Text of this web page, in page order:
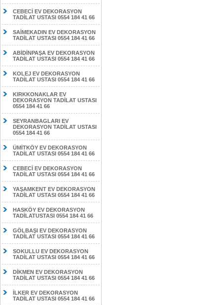
CEBECİ EV DEKORASYON
TADİLAT USTASI 0554 184 41 66
SAİMEKADIN EV DEKORASYON
TADİLAT USTASI 0554 184 41 66
ABİDİNPAŞA EV DEKORASYON
TADİLAT USTASI 0554 184 41 66
KOLEJ EV DEKORASYON
TADİLAT USTASI 0554 184 41 66
KIRKKONAKLAR EV
DEKORASYON TADİLAT USTASI
0554 184 41 66
SEYRANBAGLARI EV
DEKORASYON TADİLAT USTASI
0554 184 41 66
ÜMİTKÖY EV DEKORASYON
TADİLAT USTASI 0554 184 41 66
CEBECİ EV DEKORASYON
TADİLAT USTASI 0554 184 41 66
YAŞAMKENT EV DEKORASYON
TADİLAT USTASI 0554 184 41 66
HASKÖY EV DEKORASYON
TADİLATUSTASI 0554 184 41 66
GÖLBAŞI EV DEKORASYON
TADİLAT USTASI 0554 184 41 66
SOKULLU EV DEKORASYON
TADİLAT USTASI 0554 184 41 66
DİKMEN EV DEKORASYON
TADİLAT USTASI 0554 184 41 66
İLKER EV DEKORASYON
TADİLAT USTASI 0554 184 41 66